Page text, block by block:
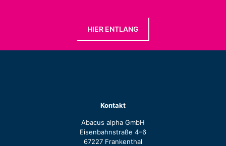
HIER ENTLANG
Kontakt
Abacus alpha GmbH
Eisenbahnstraße 4–6
67227 Frankenthal